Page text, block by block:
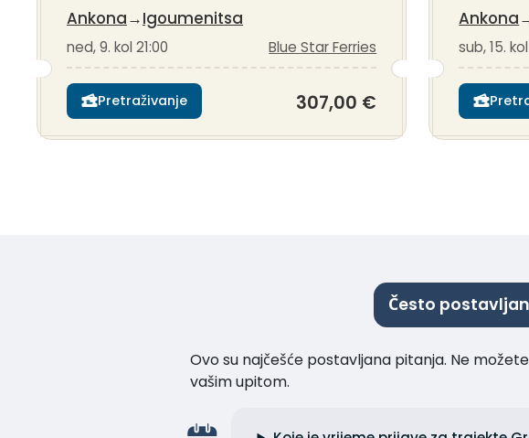
Ankona→Igoumenitsa
ned, 9. kol 21:00 Blue Star Ferries
Pretraživanje 307,00 €
Ankona
sub, 15.
Često
Ovo su najčešće postavljana pitanja. Ne
vašim upitom.